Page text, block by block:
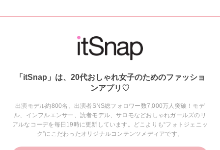
「itSnap」は、20代おしゃれ女子のためのファッショ
ンアプリ♡
出演モデル約800名、出演者SNS総フォロワー数7,000万人突破！モデ
ル、インフルエンサー、読者モデル、サロモなどおしゃれガールズのリ
アルなコーデを毎日19時に更新しています。どこよりも“フォトジェニッ
ク”にこだわったオリジナルコンテンツメディアです。